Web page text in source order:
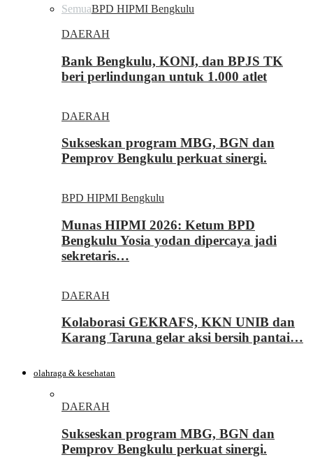
SemuaBPD HIPMI Bengkulu
DAERAH
Bank Bengkulu, KONI, dan BPJS TK
beri perlindungan untuk 1.000 atlet
DAERAH
Sukseskan program MBG, BGN dan
Pemprov Bengkulu perkuat sinergi.
BPD HIPMI Bengkulu
Munas HIPMI 2026: Ketum BPD
Bengkulu Yosia yodan dipercaya jadi
sekretaris…
DAERAH
Kolaborasi GEKRAFS, KKN UNIB dan
Karang Taruna gelar aksi bersih pantai…
olahraga & kesehatan
DAERAH
Sukseskan program MBG, BGN dan
Pemprov Bengkulu perkuat sinergi.